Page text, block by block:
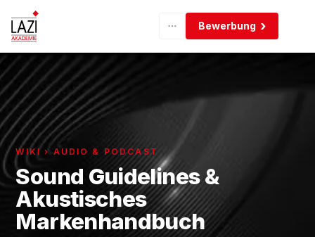
Bewerbung
WIKI › AUDIO & PODCAST
Sound Guidelines &
Akustisches
Markenhandbuch